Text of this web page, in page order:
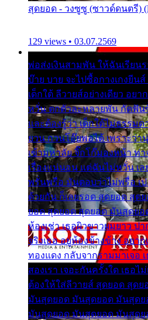
สุดยอด - วงซูซู (ซาวด์ดนตรี)
129 views • 03.07.2569
พ่อส่งเงินสามพัน ให้ฉันเรียน
บ๊าย บาย จะไปซื้อกางเกงยีนส์
เด็กใต้ ลีวายส์อย่างเดียว อย
หวั่น ตกตัวละหลายพัน กัดฟัน
และต้องรู้ว่า เด็กใต้ไม่ธรรมด
ยวน กวนโอ๊ยพอได้ เพราะว่า
เข้ามหาลัย จิ๊กโก๊มองหน้า ท่
เรื่องแน่นอน แต่ฉันไม่หวั่น เ
พรั่นพรือ มันตอบว่าไม่พรื่อ เป
ด้วยกัน ก็เลยรอด สุดยอด สุด
ยอด สุดยอด สุดยอด มันสุดย
ห้องเช่า เธอผิวขาวผมยาว ป
จริงเธอ อยู่ห้องข้างข้าง อยา
ทองแดง กลับจากรามมาเจอ
สองเรา เจอะกันครั้งใด เธอไ
ต้องให้ใส่ลีวายส์ สุดยอด สุด
มันสุดยอด มันสุดยอด มันสุด
มันสุดยอด มันสุดยอด มันสุด